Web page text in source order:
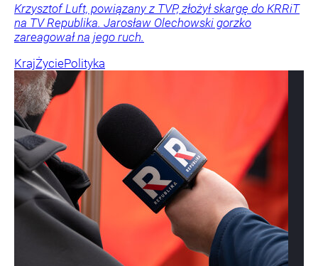
Krzysztof Luft, powiązany z TVP, złożył skargę do KRRiT
na TV Republika. Jarosław Olechowski gorzko
zareagował na jego ruch.
KrajŻyciePolityka